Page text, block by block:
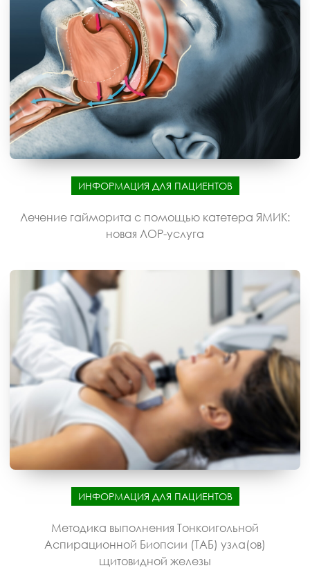
ИНФОРМАЦИЯ ДЛЯ ПАЦИЕНТОВ
Лечение гайморита с помощью катетера ЯМИК:
новая ЛОР-услуга
ИНФОРМАЦИЯ ДЛЯ ПАЦИЕНТОВ
Методика выполнения Тонкоигольной
Аспирационной Биопсии (ТАБ) узла(ов)
щитовидной железы